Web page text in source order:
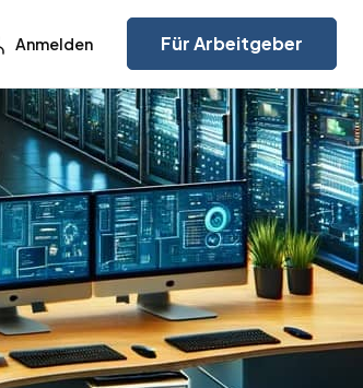
Anmelden Für Arbeitgeber